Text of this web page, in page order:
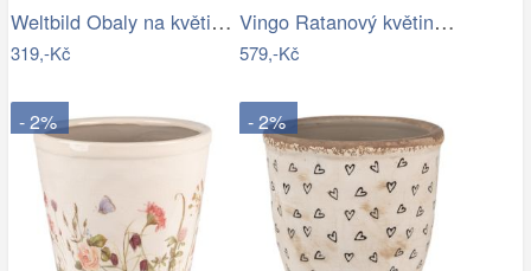
Weltbild Obaly na květináče z mořské…
319,-Kč
Vingo Ratanový květináč - kulatý…
579,-Kč
- 2% - 2%